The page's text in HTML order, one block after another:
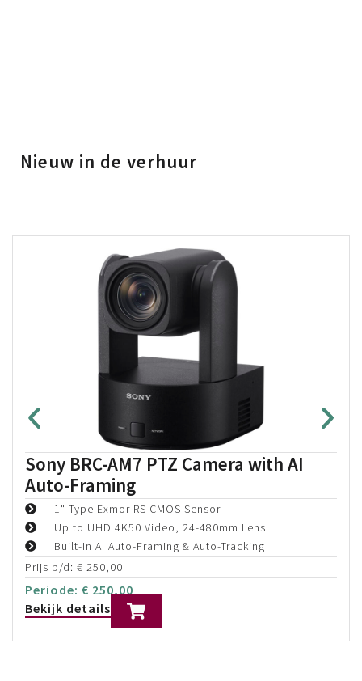
Nieuw in de verhuur
Sony BRC-AM7 PTZ Camera with AI
Auto-Framing
1" Type Exmor RS CMOS Sensor
Up to UHD 4K50 Video, 24-480mm Lens
Built-In AI Auto-Framing & Auto-Tracking
Prijs p/d: € 250,00
Periode: € 250,00
Bekijk details